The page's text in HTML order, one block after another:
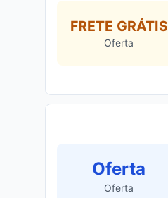
FRETE GRÁTIS
Oferta
Oferta
Oferta